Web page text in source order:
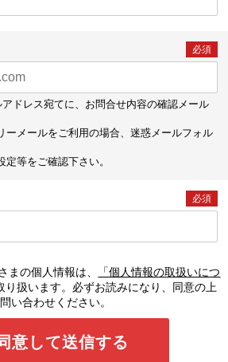
必須
ドレス宛てに、お問合せ内容の確認メール
メールをご利用の場合、迷惑メールフォル
等をご確認下さい。
必須
まの個人情報は、
「個人情報の取扱いにつ
り扱います。必ずお読みになり、同意の上
い合わせください。
意して送信する